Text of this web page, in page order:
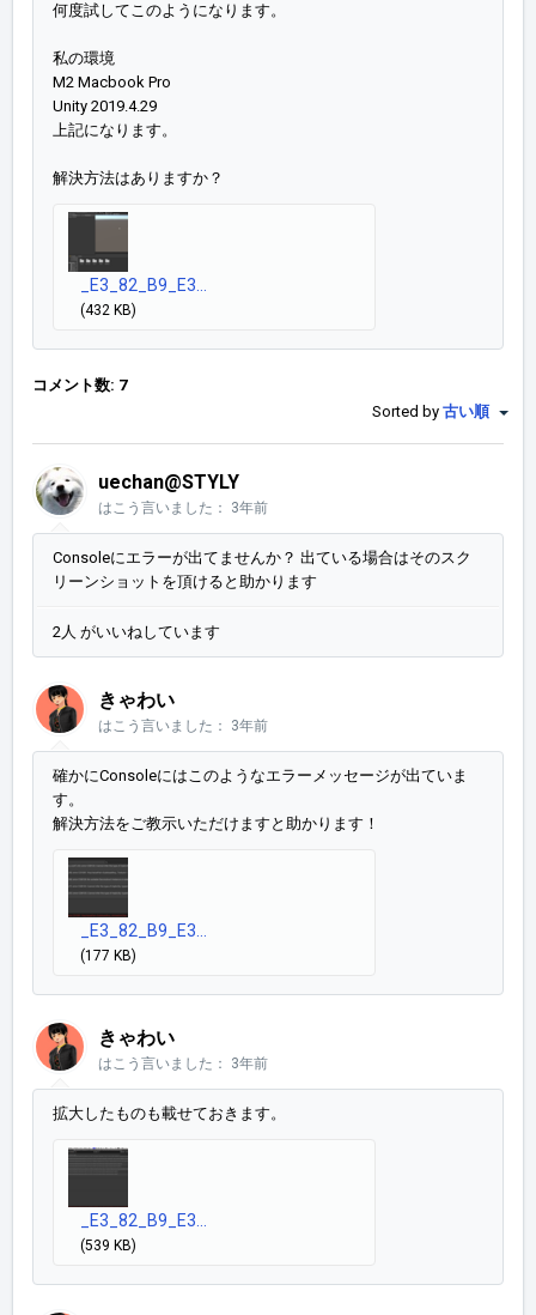
何度試してこのようになります。
私の環境
M2 Macbook Pro
Unity 2019.4.29
上記になります。
解決方法はありますか？
_E3_82_B9_E3...
(432 KB)
コメント数: 7
Sorted by 古い順
uechan@STYLY
はこう言いました： 3年前
Consoleにエラーが出てませんか？ 出ている場合はそのスク
リーンショットを頂けると助かります
2人 がいいねしています
きゃわい
はこう言いました： 3年前
確かにConsoleにはこのようなエラーメッセージが出ていま
す。
解決方法をご教示いただけますと助かります！
_E3_82_B9_E3...
(177 KB)
きゃわい
はこう言いました： 3年前
拡大したものも載せておきます。
_E3_82_B9_E3...
(539 KB)